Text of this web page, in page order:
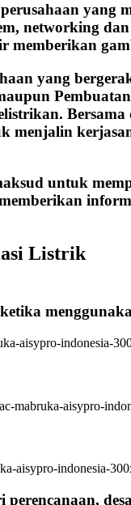
yang
networking
memberikan
yang
menjalin
untuk
Listrik